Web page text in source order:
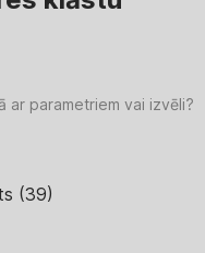
ar parametriem vai izvēli?
(39)